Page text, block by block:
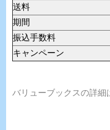
送料
期間
振込手数料
キャンペーン
バリューブックスの詳細